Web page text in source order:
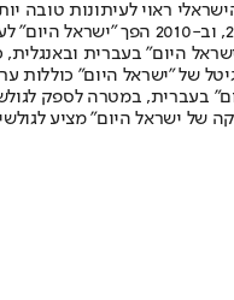
ראוי לעיתונות טובה
תשלום. המהדורה המודפסת
של "ישראל היום" כוללות
היום" בעברית, במטרה
של ישראל היום" מציע